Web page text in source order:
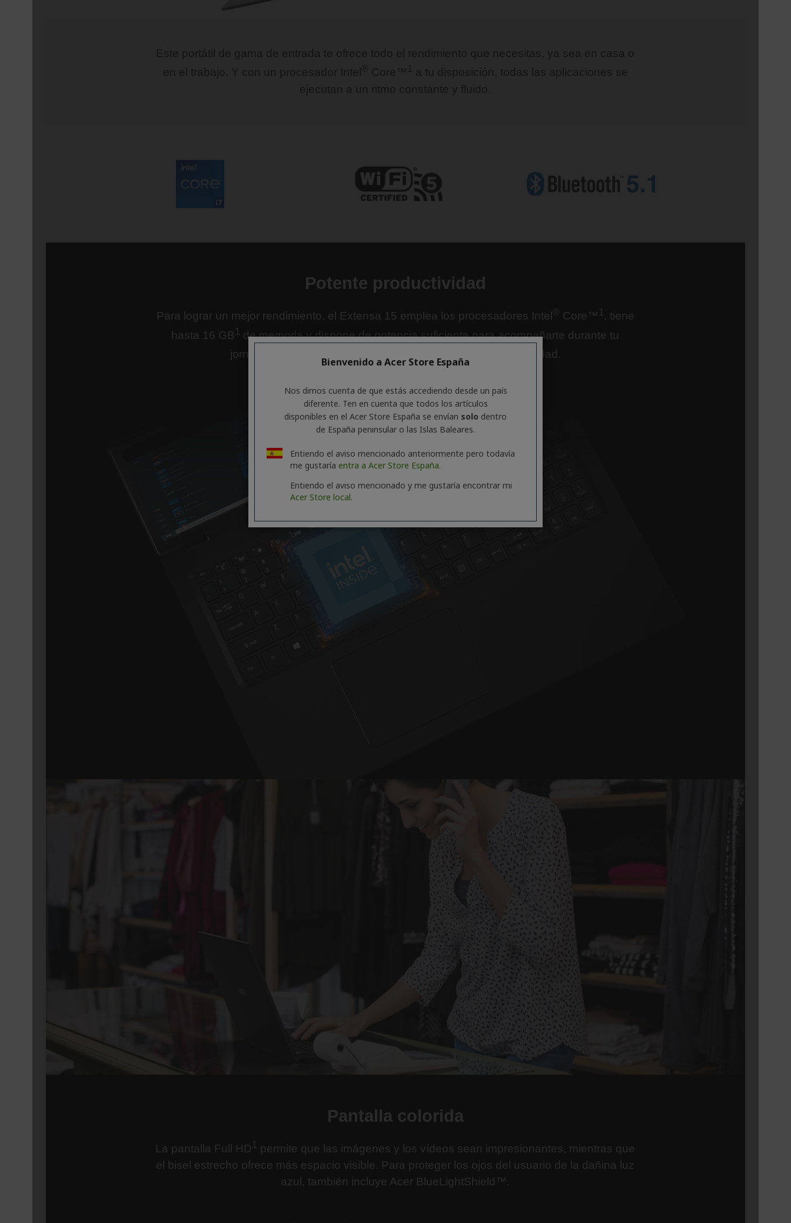
Bienvenido a Acer Store España
Nos dimos cuenta de que estás accediendo desde un país
diferente. Ten en cuenta que todos los artículos
disponibles en el Acer Store España se envían solo dentro
de España peninsular o las Islas Baleares.
Entiendo el aviso mencionado anteriormente pero todavía
me gustaría entra a Acer Store España.
Entiendo el aviso mencionado y me gustaría encontrar mi
Acer Store local.